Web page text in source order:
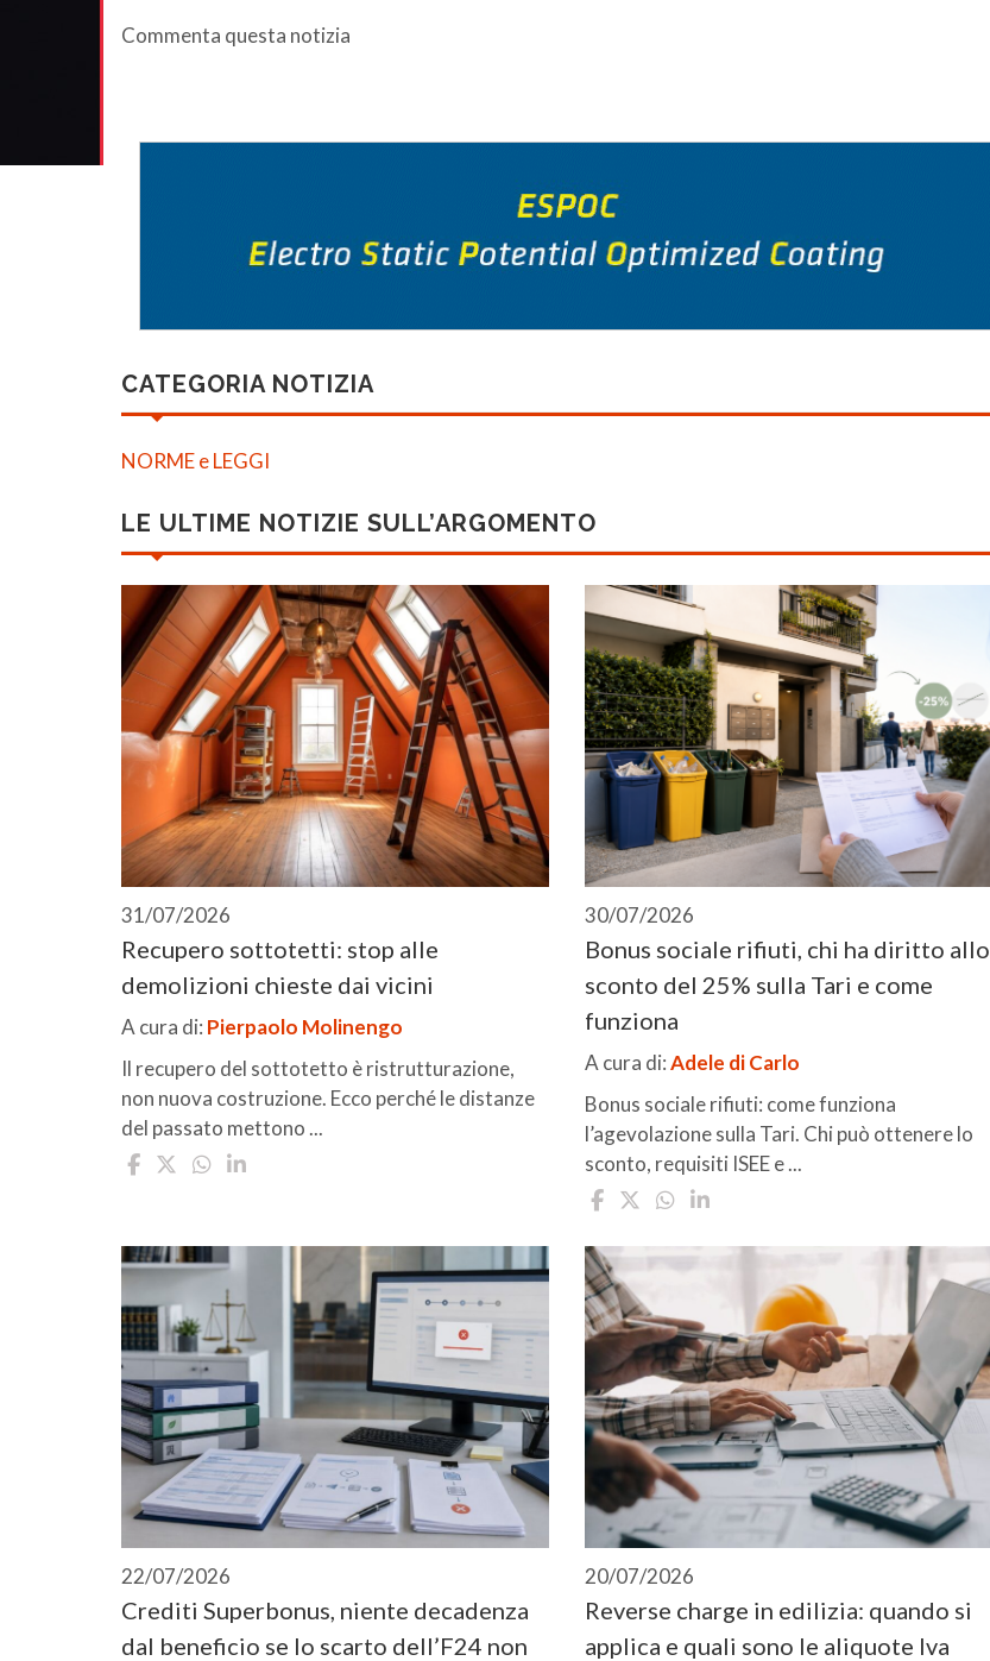
Commenta questa notizia
CATEGORIA NOTIZIA
NORME e LEGGI
LE ULTIME NOTIZIE SULL’ARGOMENTO
31/07/2026
Recupero sottotetti: stop alle
demolizioni chieste dai vicini
A cura di: Pierpaolo Molinengo
Il recupero del sottotetto è ristrutturazione,
non nuova costruzione. Ecco perché le distanze
del passato mettono ...
30/07/2026
Bonus sociale rifiuti, chi ha diritto allo
sconto del 25% sulla Tari e come
funziona
A cura di:Adele di Carlo
Bonus sociale rifiuti: come funziona
l’agevolazione sulla Tari. Chi può ottenere lo
sconto, requisiti ISEE e ...
22/07/2026
Crediti Superbonus, niente decadenza
dal beneficio se lo scarto dell’F24 non
20/07/2026
Reverse charge in edilizia: quando si
applica e quali sono le aliquote Iva